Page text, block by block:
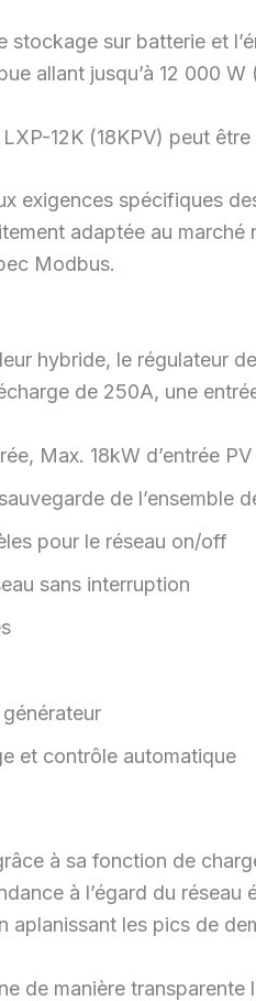
stockage sur batterie et
allant jusqu’à 12 000
12K (18KPV) peut
exigences spécifiques
adaptée au
Modbus.
hybride, le régulateur
de 250A, une
Max. 18kW d’entrée PV
de l’ensemble
pour le réseau on/off
sans interruption
et contrôle automatique
à sa fonction de
à l’égard du
les pics de
de manière